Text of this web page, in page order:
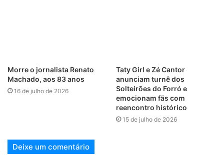
Morre o jornalista Renato
Machado, aos 83 anos
16 de julho de 2026
Taty Girl e Zé Cantor
anunciam turnê dos
Solteirões do Forró e
emocionam fãs com
reencontro histórico
15 de julho de 2026
Deixe um comentário